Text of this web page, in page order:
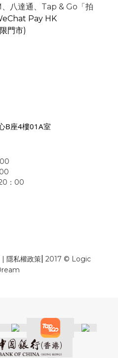
、
八達通、Tap & Go「拍
Pay HK
門市)
B座4樓01A室
：00
| 隱私權政策| 2017 © Logic